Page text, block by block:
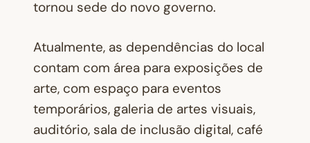
tornou sede do novo governo.
Atualmente, as dependências do local
contam com área para exposições de
arte, com espaço para eventos
temporários, galeria de artes visuais,
auditório, sala de inclusão digital, café